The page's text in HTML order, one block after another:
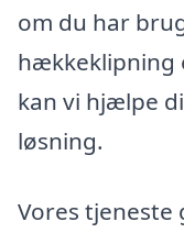
om du har
hækkeklipning
kan vi hjælpe
løsning.
Vores